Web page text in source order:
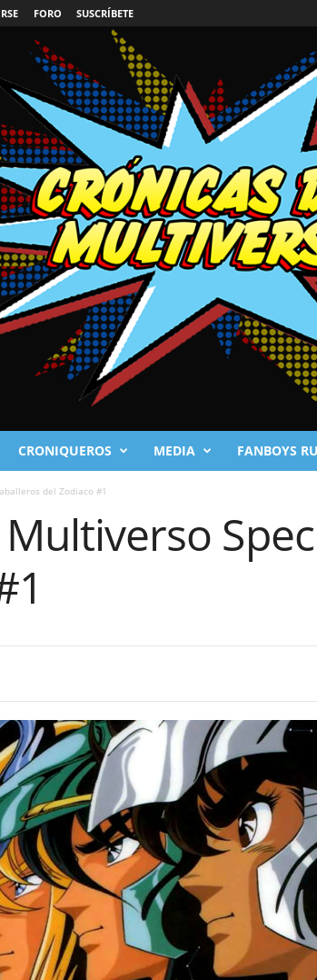
FORO SUSCRÍBETE
CRONIQUEROS MEDIA FANBOYS
del Zodiaco #1